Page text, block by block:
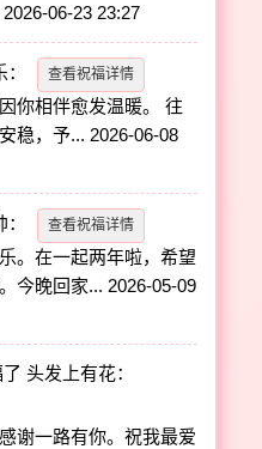
2026-06-23 23:27
： 查看祝福详情
你相伴愈发温暖。 往
稳，予... 2026-06-08
： 查看祝福详情
。在一起两年啦，希望
今晚回家... 2026-05-09
了头发上有花：
谢一路有你。祝我最爱